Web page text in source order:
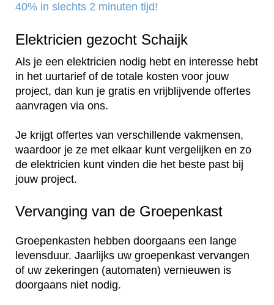
40% in slechts 2 minuten tijd!
Elektricien gezocht Schaijk
Als je een elektricien nodig hebt en interesse hebt
in het uurtarief of de totale kosten voor jouw
project, dan kun je gratis en vrijblijvende offertes
aanvragen via ons.
Je krijgt offertes van verschillende vakmensen,
waardoor je ze met elkaar kunt vergelijken en zo
de elektricien kunt vinden die het beste past bij
jouw project.
Vervanging van de Groepenkast
Groepenkasten hebben doorgaans een lange
levensduur. Jaarlijks uw groepenkast vervangen
of uw zekeringen (automaten) vernieuwen is
doorgaans niet nodig.